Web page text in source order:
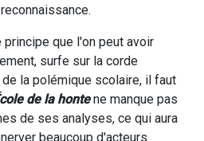
que l'on peut avoir
surfe sur la corde
la polémique scolaire, il faut
de la hontene manque pas
de ses analyses, ce qui aura
beaucoup d'acteurs